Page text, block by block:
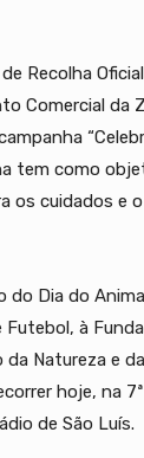
Recolha
Comercial da
tem como
os cuidados
do Dia do
Futebol, à
Natureza e
hoje, na
de São Luís.